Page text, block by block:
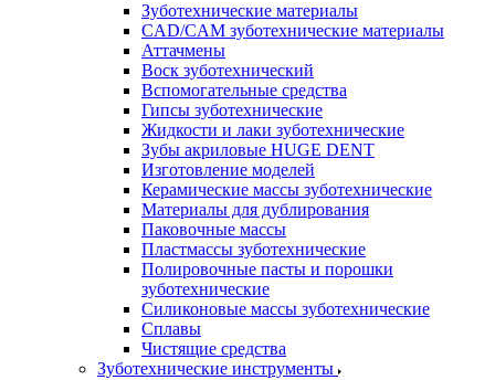
Зуботехнические материалы
CAD/CAM зуботехнические материалы
Аттачмены
Воск зуботехнический
Вспомогательные средства
Гипсы зуботехнические
Жидкости и лаки зуботехнические
Зубы акриловые HUGE DENT
Изготовление моделей
Керамические массы зуботехнические
Материалы для дублирования
Паковочные массы
Пластмассы зуботехнические
Полировочные пасты и порошки
зуботехнические
Силиконовые массы зуботехнические
Сплавы
Чистящие средства
Зуботехнические инструменты